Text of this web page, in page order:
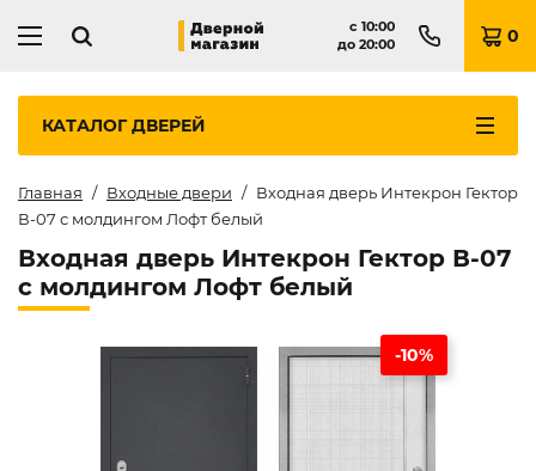
с 10:00
до 20:00 0
КАТАЛОГДВЕРЕЙ
Главная Входные двери
Входная дверь Интекрон Гектор
В-07 с молдингом Лофт белый
Входная дверь Интекрон Гектор В-07
с молдингом Лофт белый
-10%